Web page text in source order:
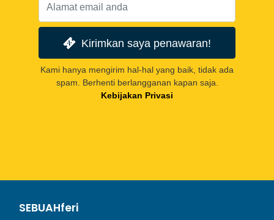
Kirimkan saya penawaran!
Kami hanya mengirim hal-hal yang baik, tidak ada
spam. Berhenti berlangganan kapan saja.
Kebijakan Privasi
SEBUAHferi